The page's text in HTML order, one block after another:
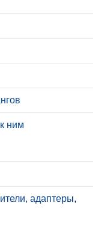
ним
адаптеры,